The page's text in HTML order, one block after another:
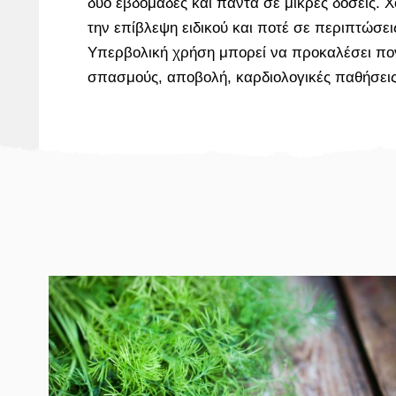
την επίβλεψη ειδικού και ποτέ σε
Υπερβολική χρήση μπορεί να προκαλέσει
σπασμούς, αποβολή, καρδιολογικές